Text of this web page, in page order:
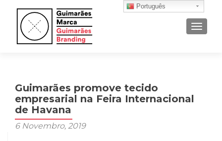
Guimarães promove tecido
empresarial na Feira Internacional
de Havana
6 Novembro, 2019
Português